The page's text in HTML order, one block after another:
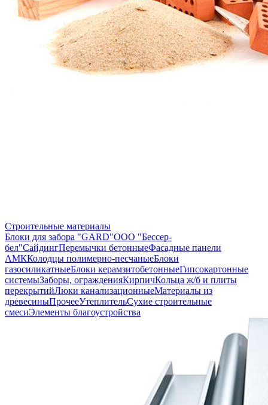
Строительные материалы
Блоки для забора "GARD"ООО "Бессер-
бел"СайдингПеремычки бетонныеФасадные панели
АМККолодцы полимерно-песчаныеБлоки
газосиликатныеБлоки керамзитобетонныеГипсокартонные
системыЗаборы, огражденияКирпичКольца ж/б и плиты
перекрытийЛюки канализационныеМатериалы из
древесиныПрочееУтеплительСухие строительные
смесиЭлементы благоустройства